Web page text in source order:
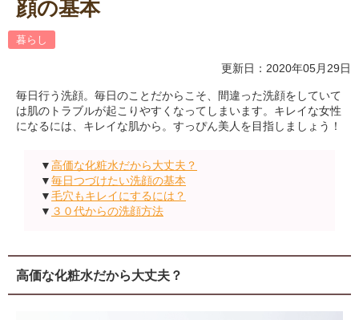
顔の基本
暮らし
更新日：2020年05月29日
毎日行う洗顔。毎日のことだからこそ、間違った洗顔をしていて
は肌のトラブルが起こりやすくなってしまいます。キレイな女性
になるには、キレイな肌から。すっぴん美人を目指しましょう！
▼高価な化粧水だから大丈夫？
▼毎日つづけたい洗顔の基本
▼毛穴もキレイにするには？
▼ ３０代からの洗顔方法
高価な化粧水だから大丈夫？